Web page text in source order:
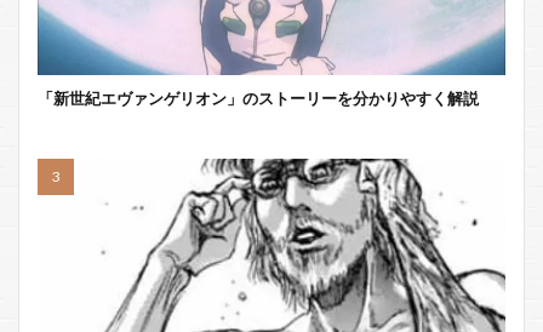
「新世紀エヴァンゲリオン」のストーリーを分かりやすく解説